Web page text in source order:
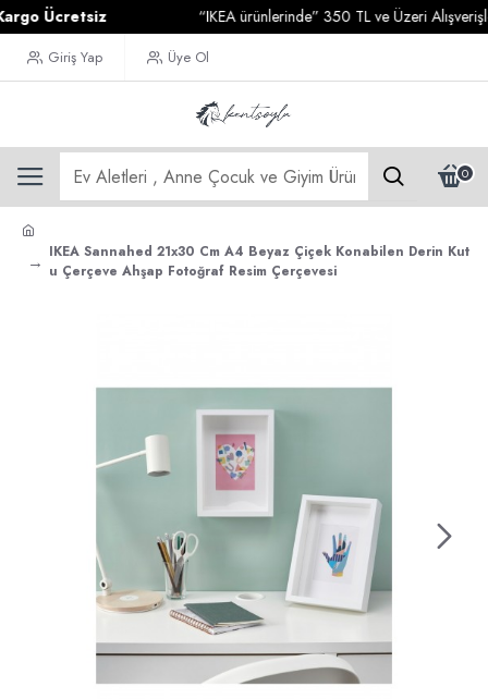
Ücretsiz “IKEA ürünlerinde” 350 TL ve Üzeri
Giriş Yap Üye Ol
0
IKEA Sannahed 21x30 Cm A4 Beyaz Çiçek Konabilen Derin Kut
u Çerçeve Ahşap Fotoğraf Resim Çerçevesi